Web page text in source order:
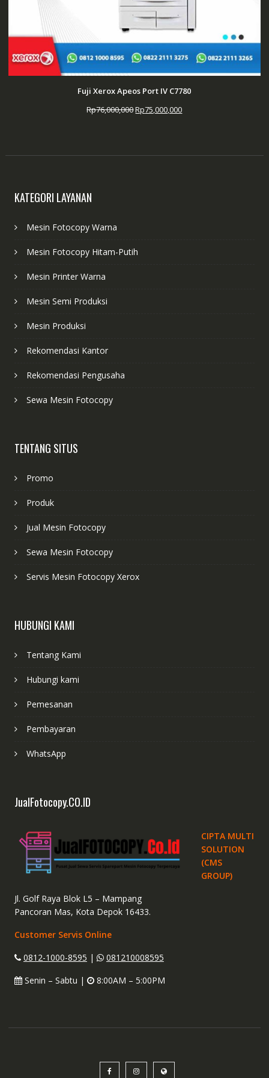
Fuji Xerox Apeos Port IV C7780
Rp76,000,000Harga
Rp75,000,000Harga
KATEGORI LAYANAN
Mesin Fotocopy Warna
Mesin Fotocopy Hitam-Putih
Mesin Printer Warna
Mesin Semi Produksi
Mesin Produksi
Rekomendasi Kantor
Rekomendasi Pengusaha
Sewa Mesin Fotocopy
TENTANG SITUS
Promo
Produk
Jual Mesin Fotocopy
Sewa Mesin Fotocopy
Servis Mesin Fotocopy Xerox
HUBUNGI KAMI
Tentang Kami
Hubungi kami
Pemesanan
Pembayaran
WhatsApp
JualFotocopy.CO.ID
CIPTA MULTI
SOLUTION
(CMS
GROUP)
Jl. Golf Raya Blok L5 – Mampang
Pancoran Mas, Kota Depok 16433.
Customer Servis Online
0812-1000-8595 |
081210008595
Senin – Sabtu |
8:00AM – 5:00PM